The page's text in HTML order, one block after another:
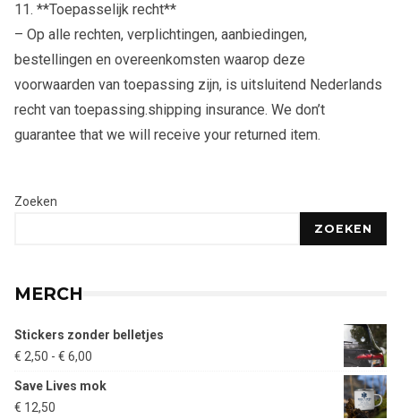
11. **Toepasselijk recht**
– Op alle rechten, verplichtingen, aanbiedingen,
bestellingen en overeenkomsten waarop deze
voorwaarden van toepassing zijn, is uitsluitend Nederlands
recht van toepassing.shipping insurance. We don’t
guarantee that we will receive your returned item.
Zoeken
ZOEKEN
MERCH
Stickers zonder belletjes
€ 2,50 - € 6,00
Save Lives mok
€ 12,50